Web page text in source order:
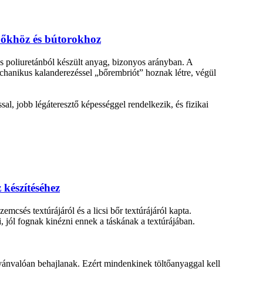
és bútorokhoz
poliuretánból készült anyag, bizonyos arányban. A
kalanderezéssel „bőrembriót” hoznak létre, végül
jobb légáteresztő képességgel rendelkezik, és fizikai
textúrájáról és a licsi bőr textúrájáról kapta.
jól fognak kinézni ennek a táskának a textúrájában.
behajlanak. Ezért mindenkinek töltőanyaggal kell